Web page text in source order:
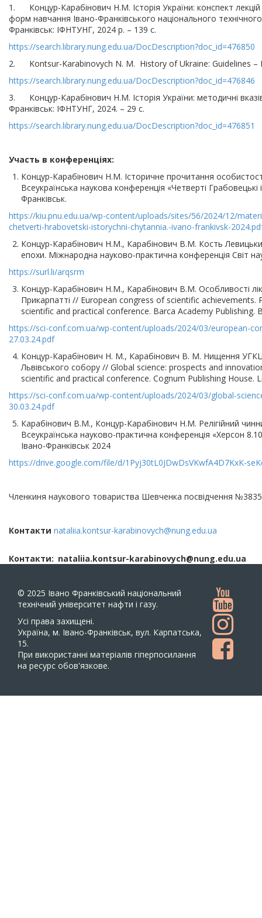
1. Концур-Карабінович Н.М. Історія України: конспект лекцій
форм навчання Івано-Франківського національного
Франківськ: ІФНТУНГ, 2024 р. – 139 с.
https://search.library.nung.edu.ua/DocDescription?doc_id=476850
2. Kontsur-Karabinovych N. M. History of Ukraine: Guidelines –
https://search.library.nung.edu.ua/DocDescription?doc_id=476846
3. Концур-Карабінович Н.М. Історія України: методичні
Франківськ: ІФНТУНГ, 2024. – 29 c.
https://search.library.nung.edu.ua/DocDescription?doc_id=476851
Участь в конференціях:
Концур-Карабінович Н.М. Історичне прочитання
Всеукраїнська наукова конференція «Четверті
Франківськ.
https://kiu.pnu.edu.ua/wp-content/uploads/sites/56/2024/12/
chetverti-hrabovetski-istorychni-chytannia.-ivano-frankivsk-
Концур-Карабінович Н.М., Карабінович В.М. Кость
епохи. Міжнародна науково-практична конференція Світ
https://surl.li/arqsrm
Концур-Карабінович Н.М., Карабінович В.М. Особливості
Прикарпатті // European congress of scientific
scientific and practical conference. Barca Academy Publishing.
https://sci-conf.com.ua/wp-content/uploads/2024/03/european-
27.03.24.pdf
Концур-Карабінович Н. М., Карабінович В. М. Нищення
Львівського собору // Global science: prospects and
scientific and practical conference. Cognum Publishing House.
https://sci-conf.com.ua/wp-content/uploads/2024/03/global-
30.03.24.pdf
Карабінович В.М., Концур-Карабінович Н.М. Релігійний
Всеукраїнська науково-практична конференція «Херсон
Івано-Франківськ 2024
https://drive.google.com/file/d/1Pyj30tL0JDwDsVKwfA4D7KxK-
Членкиня наукового товариства Шевченка посвідчення №3835
Контакти nataliia.kontsur-karabinovych@nung.edu.ua
Контакти nataliia.kontsur-karabinovych@nung.edu.ua
© 2025 Івано Франківський національний
технічний університет нафти і газу.
Усi права захищенi.
Україна, м. Івано-Франківськ, вул. Карпатська,
15.
При використанні матеріалів гіперпосилання
на ресурс обов'язкове.